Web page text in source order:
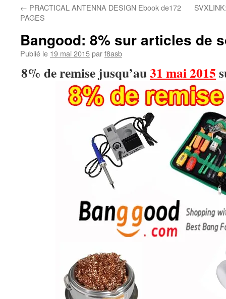
← PRACTICAL ANTENNA DESIGN Ebook de172
PAGES
Bangood: 8% sur articles de
Publié le 19 mai 2015parf8asb
8% de remise jusqu’au31 mai 2015